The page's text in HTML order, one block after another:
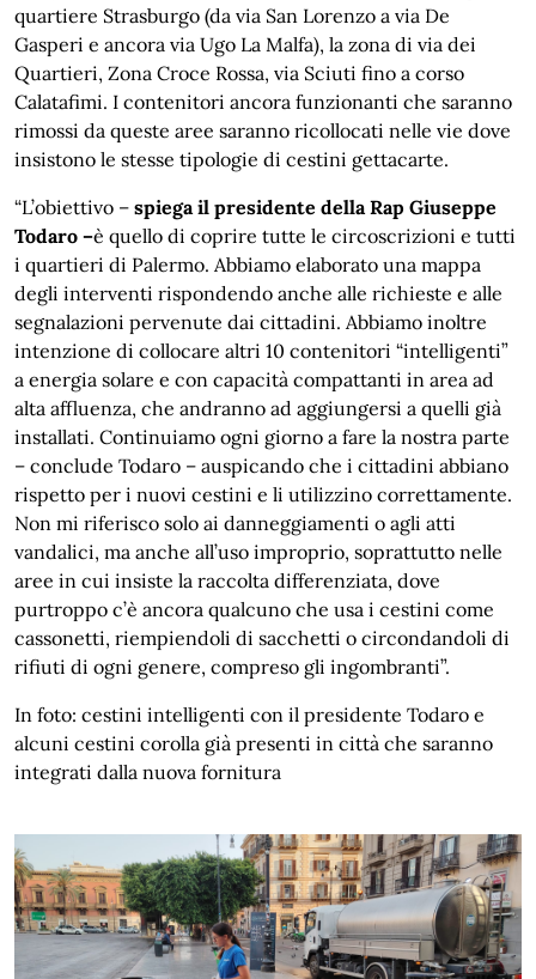
quartiere Strasburgo (da via San Lorenzo a via De
Gasperi e ancora via Ugo La Malfa), la zona di via dei
Quartieri, Zona Croce Rossa, via Sciuti fino a corso
Calatafimi. I contenitori ancora funzionanti che saranno
rimossi da queste aree saranno ricollocati nelle vie dove
insistono le stesse tipologie di cestini gettacarte.
“L’obiettivo – spiega il presidente della Rap Giuseppe
Todaro –è quello di coprire tutte le circoscrizioni e tutti
i quartieri di Palermo. Abbiamo elaborato una mappa
degli interventi rispondendo anche alle richieste e alle
segnalazioni pervenute dai cittadini. Abbiamo inoltre
intenzione di collocare altri 10 contenitori “intelligenti”
a energia solare e con capacità compattanti in area ad
alta affluenza, che andranno ad aggiungersi a quelli già
installati. Continuiamo ogni giorno a fare la nostra parte
– conclude Todaro – auspicando che i cittadini abbiano
rispetto per i nuovi cestini e li utilizzino correttamente.
Non mi riferisco solo ai danneggiamenti o agli atti
vandalici, ma anche all’uso improprio, soprattutto nelle
aree in cui insiste la raccolta differenziata, dove
purtroppo c’è ancora qualcuno che usa i cestini come
cassonetti, riempiendoli di sacchetti o circondandoli di
rifiuti di ogni genere, compreso gli ingombranti”.
In foto: cestini intelligenti con il presidente Todaro e
alcuni cestini corolla già presenti in città che saranno
integrati dalla nuova fornitura